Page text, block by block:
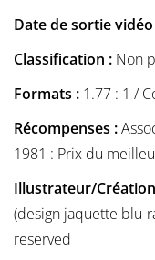
Date de sortie
Classification : Non
Formats : 1.77 : 1 /
Récompenses :
1981 : Prix du
Illustrateur/
(design jaquette blu-
reserved